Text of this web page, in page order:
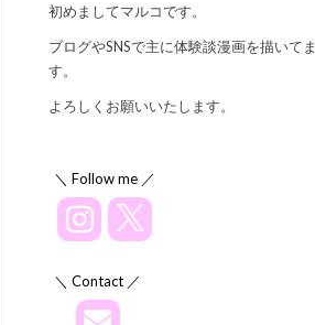
初めましてマルコです。
ブログやSNSで主に体験談漫画を描いてま
す。
よろしくお願いいたします。
＼ Follow me ／
＼ Contact ／